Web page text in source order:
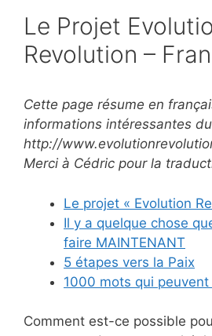
Le Projet
Revolution –
Cette page résume en
informations intéressantes
http://
Merci à Cédric pour la
Le projet « Evolution
Il y a quelque chose
faire MAINTENANT
5 étapes vers la Paix
1000 mots qui
Comment est-ce possible